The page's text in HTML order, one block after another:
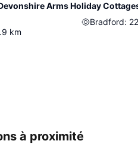
Arms Holiday
km
Bradford:
à proximité